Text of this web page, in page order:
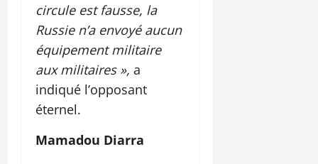
circule est fausse, la
Russie n’a envoyé aucun
équipement militaire
aux militaires », a
indiqué l’opposant
éternel.
Mamadou Diarra